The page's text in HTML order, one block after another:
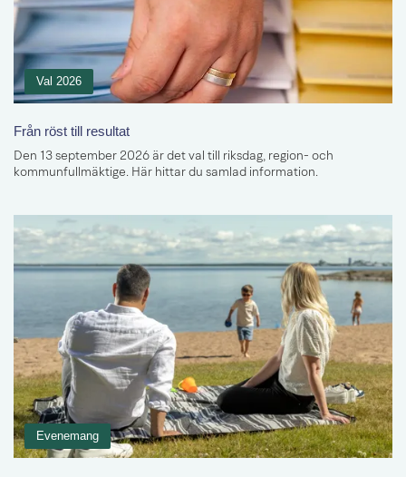
Val 2026
Från röst till resultat
Den 13 september 2026 är det val till riksdag, region- och
kommunfullmäktige. Här hittar du samlad information.
Evenemang